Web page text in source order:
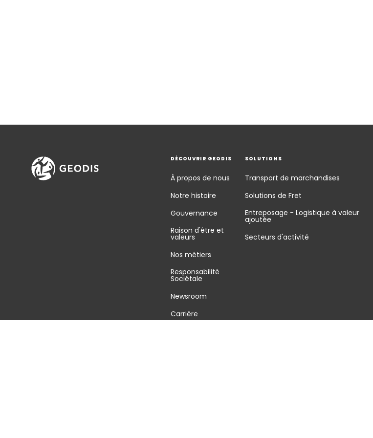
DÉCOUVRIR GEODIS
À propos de nous
Notre histoire
Gouvernance
Raison d'être et
valeurs
Nos métiers
Responsabilité
Sociétale
Newsroom
Carrière
SOLUTIONS
Transport de marchandises
Solutions de Fret
Entreposage - Logistique à valeur
ajoutée
Secteurs d'activité